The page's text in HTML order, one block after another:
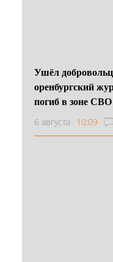
Ушёл
оренбургский
погиб в зоне СВО
6 августа 10:09